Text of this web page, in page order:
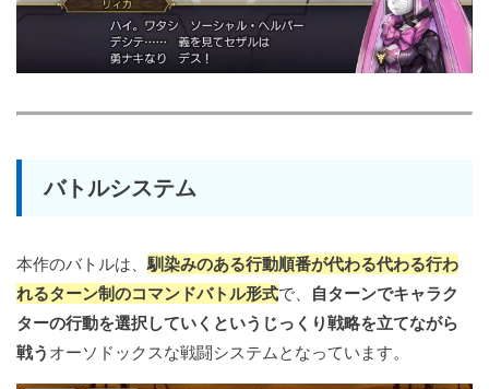
バトルシステム
本作のバトルは、馴染みのある行動順番が代わる代わる行わ
れるターン制のコマンドバトル形式で、
自ターンでキャラク
ターの行動を選択していくというじっくり戦略を立てながら
戦う オーソドックスな戦闘システムとなっています。